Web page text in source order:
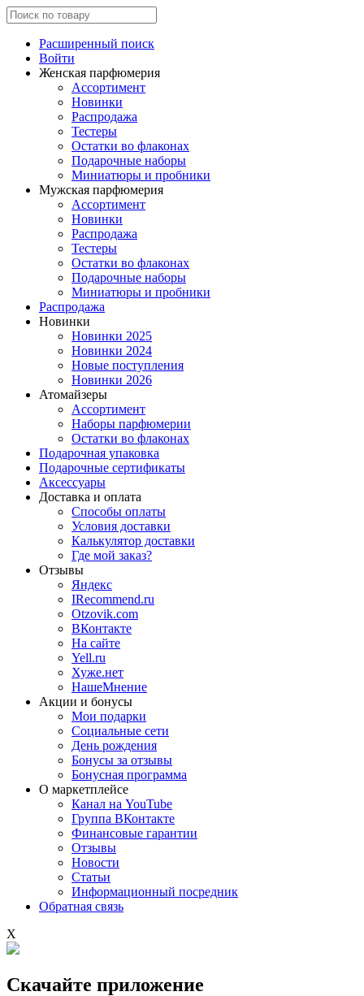
Расширенный поиск
Войти
Женская парфюмерия
Ассортимент
Новинки
Распродажа
Тестеры
Остатки во флаконах
Подарочные наборы
Миниатюры и пробники
Мужская парфюмерия
Ассортимент
Новинки
Распродажа
Тестеры
Остатки во флаконах
Подарочные наборы
Миниатюры и пробники
Распродажа
Новинки
Новинки 2025
Новинки 2024
Новые поступления
Новинки 2026
Атомайзеры
Ассортимент
Наборы парфюмерии
Остатки во флаконах
Подарочная упаковка
Подарочные сертификаты
Аксессуары
Доставка и оплата
Способы оплаты
Условия доставки
Калькулятор доставки
Где мой заказ?
Отзывы
Яндекс
IRecommend.ru
Otzovik.com
ВКонтакте
На сайте
Yell.ru
Хуже.нет
НашеМнение
Акции и бонусы
Мои подарки
Социальные сети
День рождения
Бонусы за отзывы
Бонусная программа
О маркетплейсе
Канал на YouTube
Группа ВКонтакте
Финансовые гарантии
Отзывы
Новости
Статьи
Информационный посредник
Обратная связь
X
Скачайте приложение